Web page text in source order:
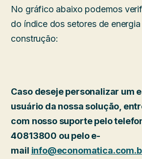
No gráfico abaixo podemos
do índice dos setores de
construção:
Caso deseje personalizar um
usuário da nossa solução,
com nosso suporte pelo
40813800 ou pelo e-
mail